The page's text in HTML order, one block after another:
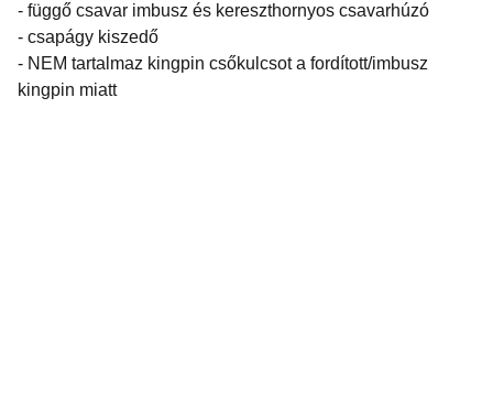
- függő csavar imbusz és kereszthornyos csavarhúzó
- csapágy kiszedő
- NEM tartalmaz kingpin csőkulcsot a fordított/imbusz
kingpin miatt